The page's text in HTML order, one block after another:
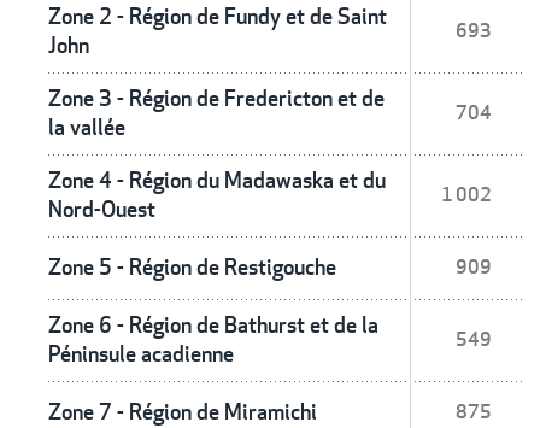
Zone 2 - Région de Fundy et de Saint
John
693
Zone 3 - Région de Fredericton et de
la vallée
704
Zone 4 - Région du Madawaska et du
Nord-Ouest
1 002
Zone 5 - Région de Restigouche 909
Zone 6 - Région de Bathurst et de la
Péninsule acadienne
549
Zone 7 - Région de Miramichi 875